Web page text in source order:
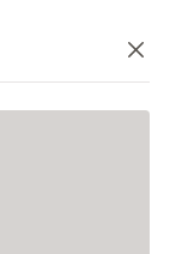
Fechar